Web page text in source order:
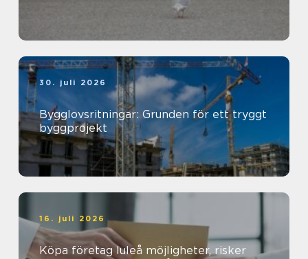
30. juli 2026
Bygglovsritningar: Grunden för ett tryggt
byggprojekt
16. juli 2026
Köpa företag luleå möjligheter, risker